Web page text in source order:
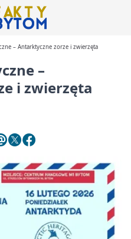
– Antarktyczne zorze i zwierzęta
–
i zwierzęta